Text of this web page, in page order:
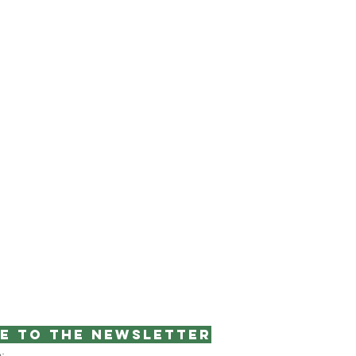
to the newsletter